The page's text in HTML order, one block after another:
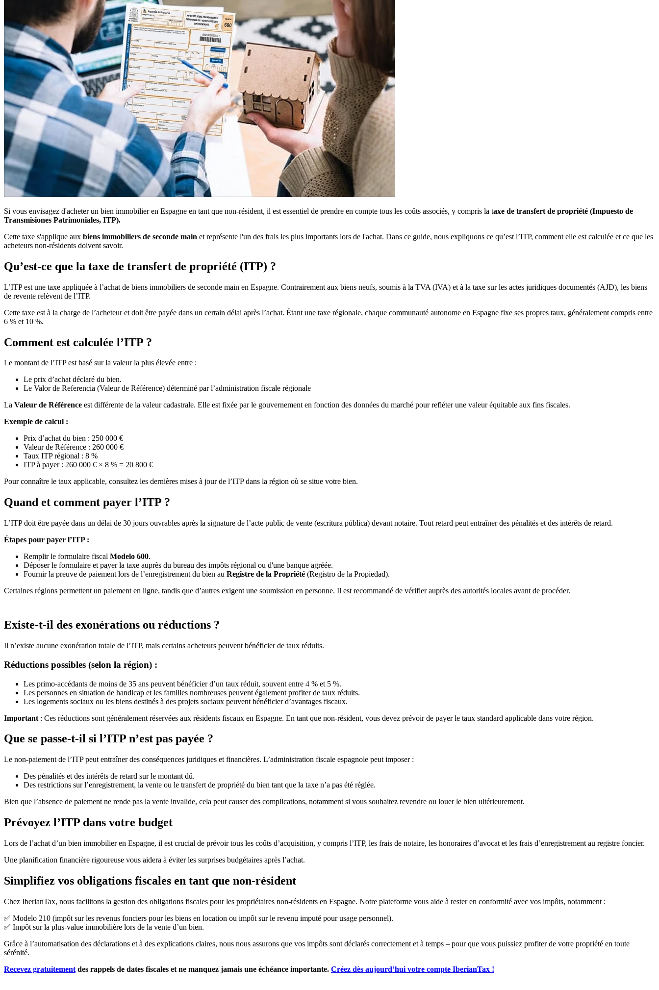
Si vous envisagez d'acheter un bien immobilier en Espagne en tant que non-résident, il est essentiel de prendre en compte tous les coûts associés, y compris la taxe de transfert de propriété (Impuesto de
Transmisiones Patrimoniales, ITP).
Cette taxe s'applique aux biens immobiliers de seconde main et représente l'un des frais les plus importants lors de l'achat. Dans ce guide, nous expliquons ce qu’est l’ITP, comment elle est calculée et ce que les
acheteurs non-résidents doivent savoir.
Qu’est-ce que la taxe de transfert de propriété (ITP) ?
L’ITP est une taxe appliquée à l’achat de biens immobiliers de seconde main en Espagne. Contrairement aux biens neufs, soumis à la TVA (IVA) et à la taxe sur les actes juridiques documentés (AJD), les biens
de revente relèvent de l’ITP.
Cette taxe est à la charge de l’acheteur et doit être payée dans un certain délai après l’achat. Étant une taxe régionale, chaque communauté autonome en Espagne fixe ses propres taux, généralement compris entre
6 % et 10 %.
Comment est calculée l’ITP ?
Le montant de l’ITP est basé sur la valeur la plus élevée entre :
Le prix d’achat déclaré du bien.
Le Valor de Referencia (Valeur de Référence) déterminé par l’administration fiscale régionale
La Valeur de Référence estdifférente de la valeur cadastrale. Elle est fixée par le gouvernement en fonction des données du marché pour refléter une valeur équitable aux fins fiscales.
Exemple de calcul :
Prix d’achat du bien : 250 000 €
Valeur de Référence : 260 000 €
Taux ITP régional : 8 %
ITP à payer : 260 000 € × 8 % = 20 800 €
Pour connaître le taux applicable, consultez les dernières mises à jour de l’ITP dans la région où se situe votre bien.
Quand et comment payer l’ITP ?
L’ITP doit être payée dans un délai de 30 jours ouvrables après la signature de l’acte public de vente (escritura pública) devant notaire. Tout retard peut entraîner des pénalités et des intérêts de retard.
Étapes pour payer l’ITP :
Remplir le formulaire fiscal Modelo 600.
Déposer le formulaire et payer la taxe auprès du bureau des impôts régional ou d'une banque agréée.
Fournir la preuve de paiement lors de l’enregistrement du bien au Registre de la Propriété (Registro de la Propiedad).
Certaines régions permettent un paiement en ligne, tandis que d’autres exigent une soumission en personne. Il est recommandé de vérifier auprès des autorités locales avant de procéder.
Existe-t-il des exonérations ou réductions ?
Il n’existe aucune exonération totale de l’ITP, mais certains acheteurs peuvent bénéficier de taux réduits.
Réductions possibles (selon la région) :
Les primo-accédants de moins de 35 ans peuvent bénéficier d’un taux réduit, souvent entre 4 % et 5 %.
Les personnes en situation de handicap et les familles nombreuses peuvent également profiter de taux réduits.
Les logements sociaux ou les biens destinés à des projets sociaux peuvent bénéficier d’avantages fiscaux.
Important : Ces réductions sont généralement réservées aux résidents fiscaux en Espagne. En tant que non-résident, vous devez prévoir de payer le taux standard applicable dans votre région.
Que se passe-t-il si l’ITP n’est pas payée ?
Le non-paiement de l’ITP peut entraîner des conséquences juridiques et financières. L’administration fiscale espagnole peut imposer :
Des pénalités et des intérêts de retard sur le montant dû.
Des restrictions sur l’enregistrement, la vente ou le transfert de propriété du bien tant que la taxe n’a pas été réglée.
Bien que l’absence de paiement ne rende pas la vente invalide, cela peut causer des complications, notamment si vous souhaitez revendre ou louer le bien ultérieurement.
Prévoyez l’ITP dans votre budget
Lors de l’achat d’un bien immobilier en Espagne, il est crucial de prévoir tous les coûts d’acquisition, y compris l’ITP, les frais de notaire, les honoraires d’avocat et les frais d’enregistrement au registre foncier.
Une planification financière rigoureuse vous aidera à éviter les surprises budgétaires après l’achat.
Simplifiez vos obligations fiscales en tant que non-résident
Chez IberianTax, nous facilitons la gestion des obligations fiscales pour les propriétaires non-résidents en Espagne. Notre plateforme vous aide à rester en conformité avec vos impôts, notamment :
✅ Modelo 210 (impôt sur les revenus fonciers pour les biens en location ou impôt sur le revenu imputé pour usage personnel).
✅ Impôt sur la plus-value immobilière lors de la vente d’un bien.
Grâce à l’automatisation des déclarations et à des explications claires, nous nous assurons que vos impôts sont déclarés correctement et à temps – pour que vous puissiez profiter de votre propriété en toute
sérénité.
Recevez gratuitement des rappels de dates fiscales et ne manquez jamais une échéance importante. Créez dès aujourd’hui votre compte IberianTax !